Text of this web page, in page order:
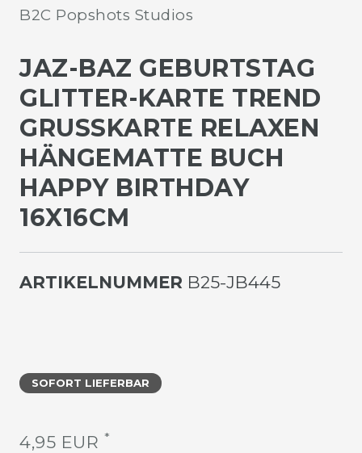
B2C Popshots Studios
JAZ-BAZ GEBURTSTAG
GLITTER-KARTE TREND
GRUSSKARTE RELAXEN H
ÄNGEMATTE BUCH H
APPY BIRTHDAY 1
6X16CM
ARTIKELNUMMER B25-JB445
SOFORT LIEFERBAR
4,95 EUR *